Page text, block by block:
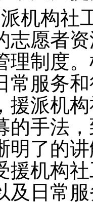
机构社
志愿者
理制度
常服务
，援派机
的手法
明了的
援机构
及日常